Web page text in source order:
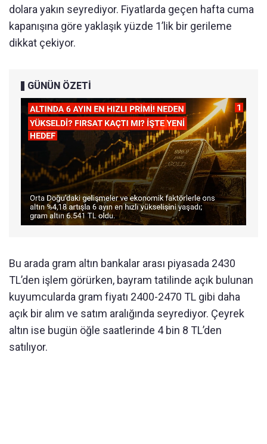
dolara yakın seyrediyor. Fiyatlarda geçen hafta cuma
kapanışına göre yaklaşık yüzde 1’lik bir gerileme
dikkat çekiyor.
GÜNÜN ÖZETİ
Bu arada gram altın bankalar arası piyasada 2430
TL’den işlem görürken, bayram tatilinde açık bulunan
kuyumcularda gram fiyatı 2400-2470 TL gibi daha
açık bir alım ve satım aralığında seyrediyor. Çeyrek
altın ise bugün öğle saatlerinde 4 bin 8 TL’den
satılıyor.